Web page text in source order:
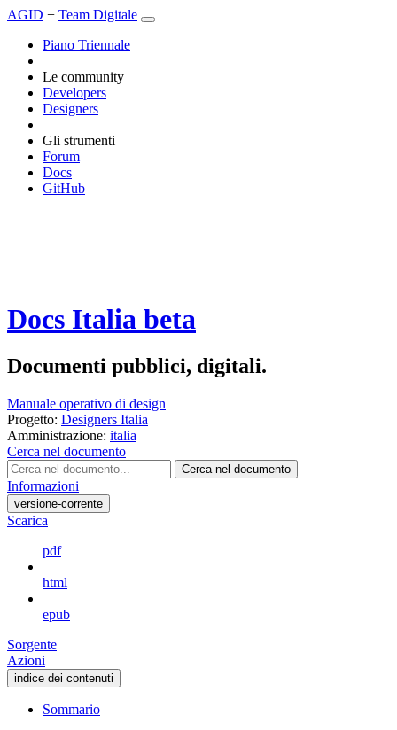
AGID + Team Digitale
Piano Triennale
Le community
Developers
Designers
Gli strumenti
Forum
Docs
GitHub
Docs Italia beta
Documenti pubblici, digitali.
Manuale operativo di design
Progetto: Designers Italia
Amministrazione: italia
Cerca nel documento
Cerca nel documento
Informazioni
versione-corrente
Scarica
pdf
html
epub
Sorgente
Azioni
indice dei contenuti
Sommario